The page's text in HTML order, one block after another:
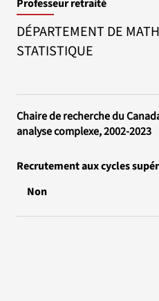
Professeur retraité
DÉPARTEMENT DE
STATISTIQUE
Chaire de recherche du
analyse complexe, 2002-2023
Recrutement aux cycles
Non